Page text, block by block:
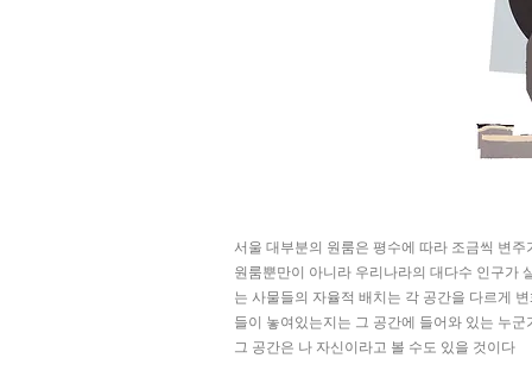
서울 대부분의 원룸은 평수에 따라 조금씩 변
원룸뿐만이 아니라 우리나라의 대다수 인구가
는 사물들의 자율적 배치는 각 공간을 다르게
들이 놓여있는지는 그 공간에 들어와 있는 누
그 공간은 나 자신이라고 볼 수도 있을 것이다